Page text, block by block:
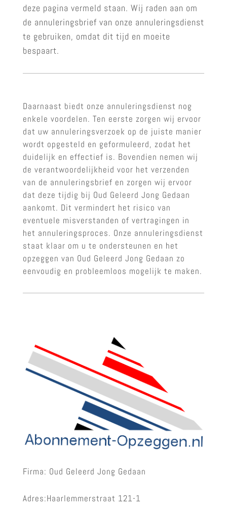
deze pagina vermeld staan. Wij raden aan om
de annuleringsbrief van onze annuleringsdienst
te gebruiken, omdat dit tijd en moeite
bespaart.
Daarnaast biedt onze annuleringsdienst nog
enkele voordelen. Ten eerste zorgen wij ervoor
dat uw annuleringsverzoek op de juiste manier
wordt opgesteld en geformuleerd, zodat het
duidelijk en effectief is. Bovendien nemen wij
de verantwoordelijkheid voor het verzenden
van de annuleringsbrief en zorgen wij ervoor
dat deze tijdig bij Oud Geleerd Jong Gedaan
aankomt. Dit vermindert het risico van
eventuele misverstanden of vertragingen in
het annuleringsproces. Onze annuleringsdienst
staat klaar om u te ondersteunen en het
opzeggen van Oud Geleerd Jong Gedaan zo
eenvoudig en probleemloos mogelijk te maken.
Firma: Oud Geleerd Jong Gedaan
Adres:Haarlemmerstraat 121-1